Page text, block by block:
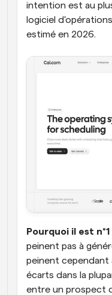
intention est au
logiciel
estimé en 2026.
Pourquoi il est n°1
peinent pas à
peinent cependant
écarts dans la
entre un prospect